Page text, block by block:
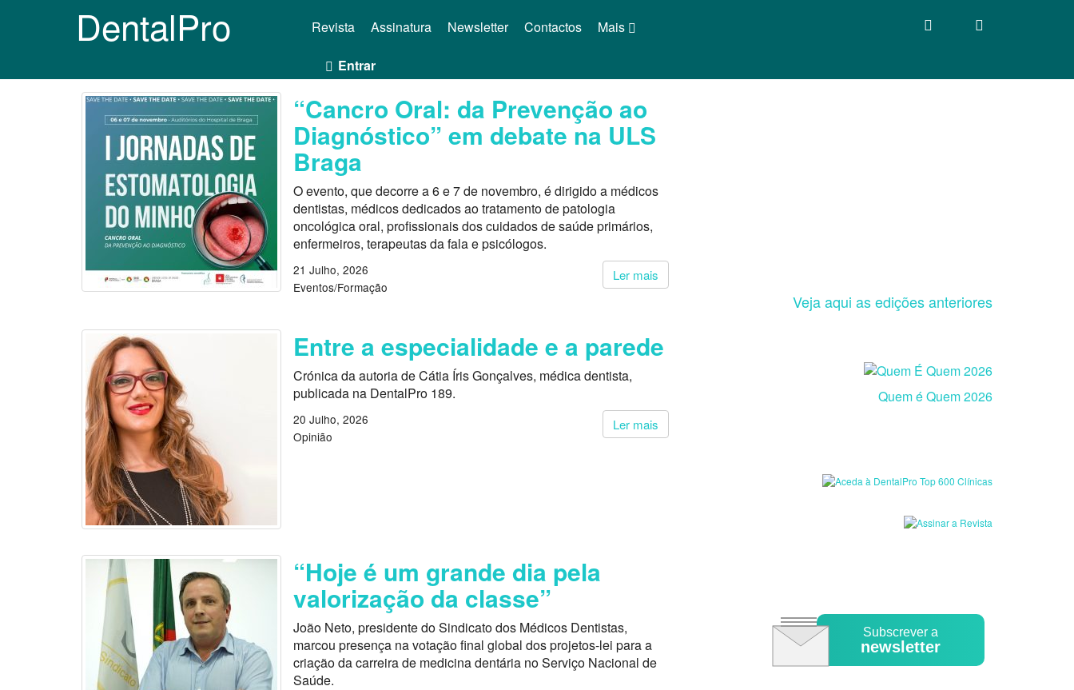
DentalPro Mais
Revista Assinatura Newsletter Contactos
Entrar
“Cancro Oral: da Prevenção ao
Diagnóstico” em debate na ULS
Braga
O evento, que decorre a 6 e 7 de novembro, é dirigido a médicos
dentistas, médicos dedicados ao tratamento de patologia
oncológica oral, profissionais dos cuidados de saúde primários,
enfermeiros, terapeutas da fala e psicólogos.
Ler mais
21 Julho, 2026
Eventos/Formação
Entre a especialidade e a parede
Crónica da autoria de Cátia Íris Gonçalves, médica dentista,
publicada na DentalPro 189.
Ler mais
20 Julho, 2026
Opinião
“Hoje é um grande dia pela
valorização da classe”
João Neto, presidente do Sindicato dos Médicos Dentistas,
marcou presença na votação final global dos projetos-lei para a
criação da carreira de medicina dentária no Serviço Nacional de
Saúde.
Veja aqui as edições anteriores
Quem é Quem 2026
Subscrever a
newsletter